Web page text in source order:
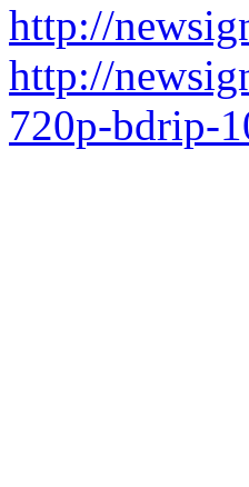
http://
http://
720p-bdrip-